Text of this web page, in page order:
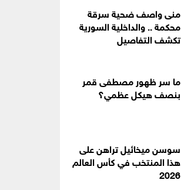
منى واصف ضحية سرقة
محكمة .. والداخلية السورية
تكشف التفاصيل
ما سر ظهور مصطفى قمر
بنصف هيكل عظمي؟
سوسن ميخائيل تراهن على
هذا المنتخب في كأس العالم
2026